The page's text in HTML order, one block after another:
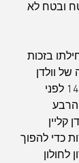
ובטח לא
בזכות
של וולדן
ודקוואן ג'ונס, ואף הובילה 14:13 לפני
בסוף הרבע
קליין
כל אחד 2 נקודות כדי להפוך
לחולון